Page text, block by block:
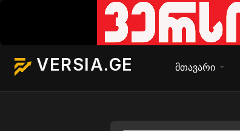
VERSIA.GE მთავარი